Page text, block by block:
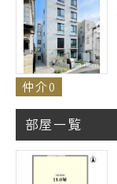
仲介0
部屋一覧